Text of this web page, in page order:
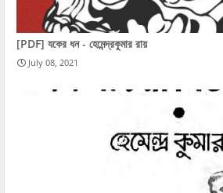
[PDF] যকের ধন - হেমেন্দ্রকুমার রায়
July 08, 2021